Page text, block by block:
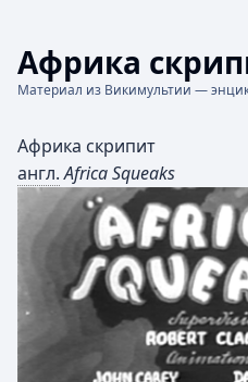
Африка
Материал из Викимультии —
Африка скрипит
англ. Africa Squeaks